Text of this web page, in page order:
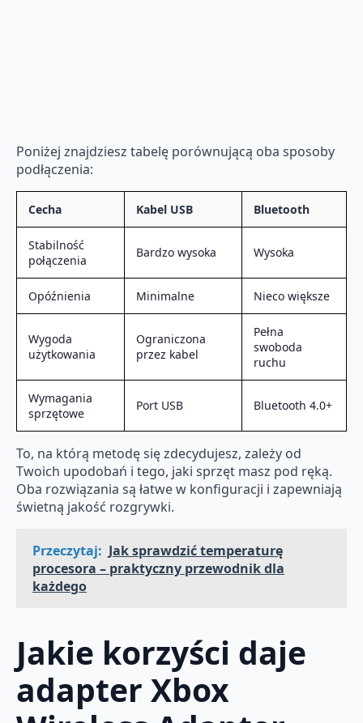
Poniżej znajdziesz tabelę porównującą oba sposoby
podłączenia:
Cecha Kabel USB Bluetooth
Stabilność
połączenia
Bardzo wysoka Wysoka
Opóźnienia Minimalne Nieco większe
Wygoda
użytkowania
Ograniczona
przez kabel
Pełna
swoboda
ruchu
Wymagania
sprzętowe
Port USB Bluetooth 4.0+
To, na którą metodę się zdecydujesz, zależy od
Twoich upodobań i tego, jaki sprzęt masz pod ręką.
Oba rozwiązania są łatwe w konfiguracji i zapewniają
świetną jakość rozgrywki.
Przeczytaj: Jak sprawdzić temperaturę
procesora – praktyczny przewodnik dla
każdego
Jakie korzyści daje
adapter Xbox